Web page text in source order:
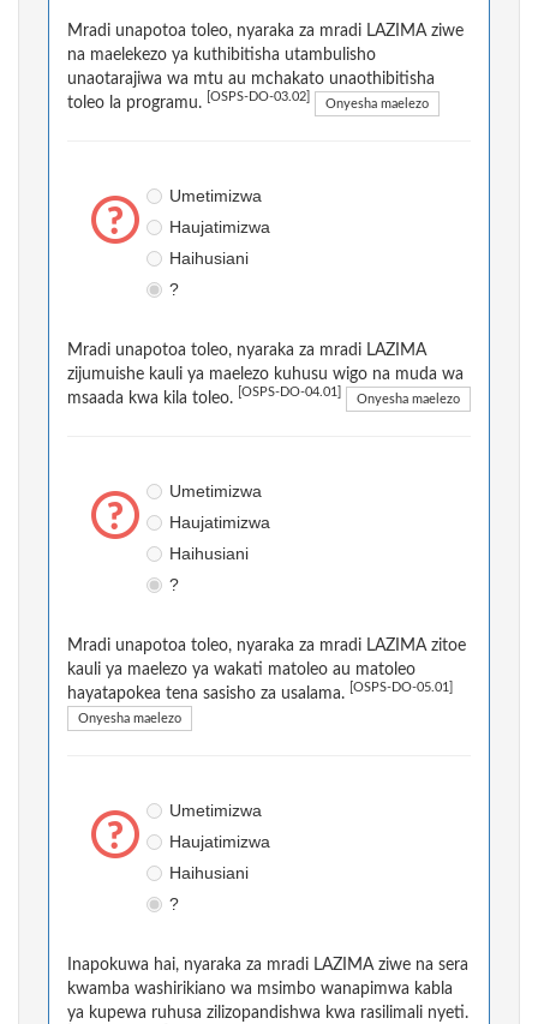
Mradi unapotoa toleo, nyaraka za mradi LAZIMA ziwe
na maelekezo ya kuthibitisha utambulisho
unaotarajiwa wa mtu au mchakato unaothibitisha
toleo la programu.
[OSPS-DO-03.02] Onyesha maelezo
Umetimizwa
Haujatimizwa
Haihusiani
?
Mradi unapotoa toleo, nyaraka za mradi LAZIMA
zijumuishe kauli ya maelezo kuhusu wigo na muda wa
msaada kwa kila toleo.
[OSPS-DO-04.01] Onyesha maelezo
Umetimizwa
Haujatimizwa
Haihusiani
?
Mradi unapotoa toleo, nyaraka za mradi LAZIMA zitoe
kauli ya maelezo ya wakati matoleo au matoleo
hayatapokea tena sasisho za usalama.
[OSPS-DO-05.01]
Onyesha maelezo
Umetimizwa
Haujatimizwa
Haihusiani
?
Inapokuwa hai, nyaraka za mradi LAZIMA ziwe na sera
kwamba washirikiano wa msimbo wanapimwa kabla
ya kupewa ruhusa zilizopandishwa kwa rasilimali nyeti.